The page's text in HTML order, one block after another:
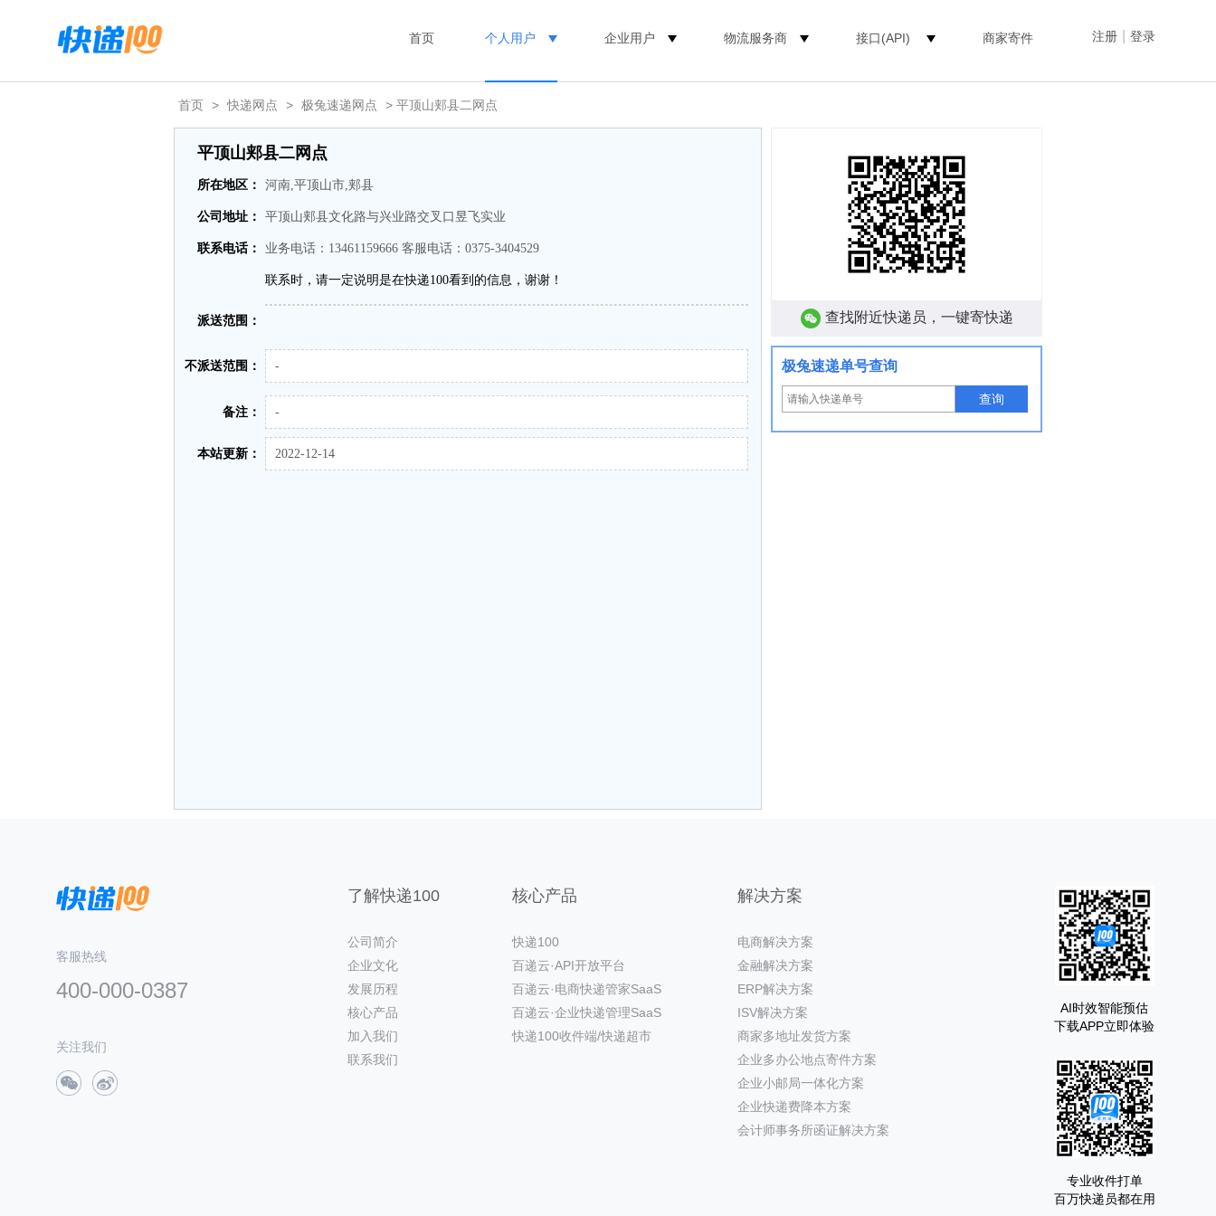
注册 登录
首页 个人用户 企业用户 物流服务商 接口(API) 商家寄件
首页 > 快递网点 > 极兔速递网点 > 平顶山郏县二网点
平顶山郏县二网点
所在地区： 河南,平顶山市,郏县
公司地址： 平顶山郏县文化路与兴业路交叉口昱飞实业
联系电话： 业务电话：13461159666 客服电话：0375-3404529
联系时，请一定说明是在快递100看到的信息，谢谢！
派送范围：
不派送范围： -
备注： -
本站更新： 2022-12-14
查找附近快递员，一键寄快递
极兔速递单号查询
查询
客服热线
400-000-0387
关注我们
了解快递100
公司简介
企业文化
发展历程
核心产品
加入我们
联系我们
核心产品
快递100
百递云·API开放平台
百递云·电商快递管家SaaS
百递云·企业快递管理SaaS
快递100收件端/快递超市
解决方案
电商解决方案
金融解决方案
ERP解决方案
ISV解决方案
商家多地址发货方案
企业多办公地点寄件方案
企业小邮局一体化方案
企业快递费降本方案
会计师事务所函证解决方案
AI时效智能预估
下载APP立即体验
专业收件打单
百万快递员都在用